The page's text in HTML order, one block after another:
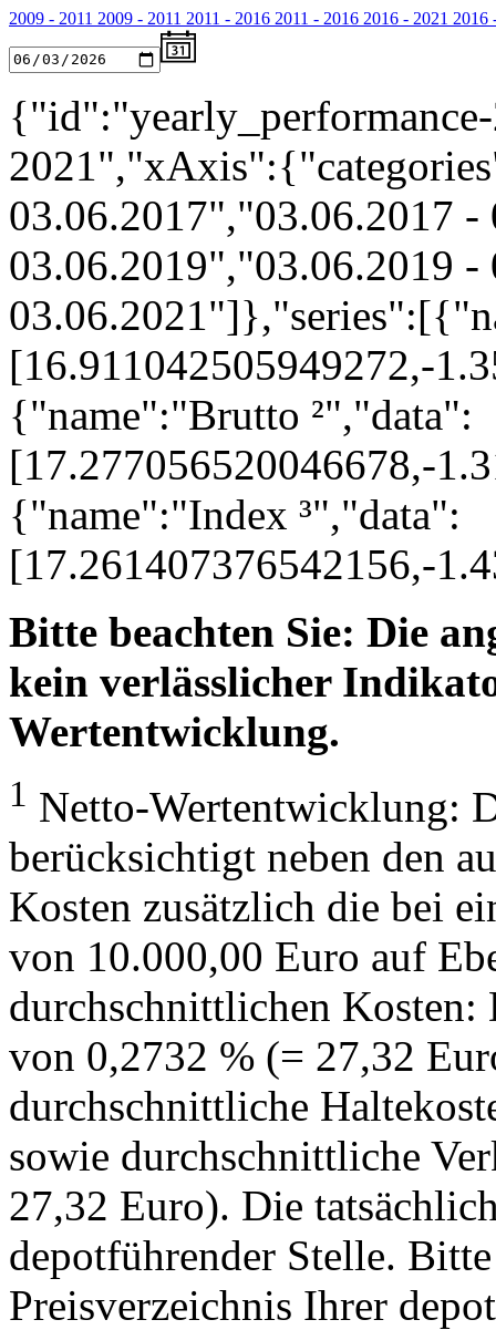
2009 - 2011 2009 - 2011 2011 - 2016 2011 - 2016 2016 - 2021 2016
03.06.2017","03.06.2017
03.06.2019","03.06.2019
[16.911042505949272,-
{"name":"Brutto ²","data":
[17.277056520046678,-
{"name":"Index ³","data":
[17.261407376542156,-
Bitte beachten Sie: Die
kein verlässlicher
Wertentwicklung.
1 Netto-Wertentwicklung:
berücksichtigt neben den
Kosten zusätzlich die bei
von 10.000,00 Euro auf
durchschnittlichen
von 0,2732 % (= 27,32
durchschnittliche
sowie durchschnittliche
27,32 Euro). Die
depotführender Stelle.
Preisverzeichnis Ihrer